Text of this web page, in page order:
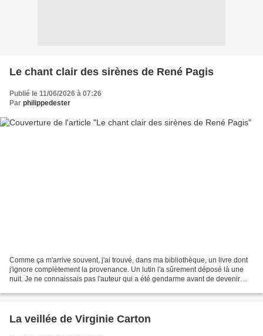
Le chant clair des sirènes de René Pagis
Publié le 11/06/2026 à 07:26
Par philippedester
Comme ça m'arrive souvent, j'ai trouvé, dans ma bibliothèque, un livre dont
j'ignore complètement la provenance. Un lutin l'a sûrement déposé là une
nuit. Je ne connaissais pas l'auteur qui a été gendarme avant de devenir
La veillée de Virginie Carton